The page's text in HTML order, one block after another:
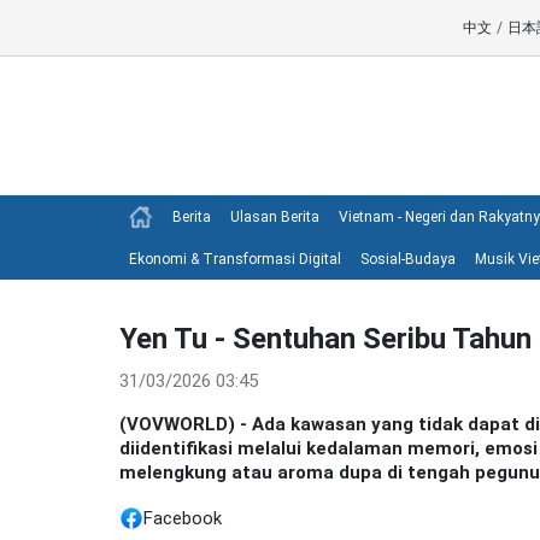
中文 / 日本
Berita Ulasan Berita Vietnam - Negeri dan
Ekonomi & Transformasi Digital Sosial-Budaya Musik
Yen Tu - Sentuhan Seribu Tahun
31/03/2026 03:45
(VOVWORLD) - Ada kawasan yang tidak
diidentifikasi melalui kedalaman memori,
melengkung atau aroma dupa di tengah
Facebook